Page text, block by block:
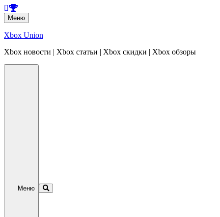
Меню Перейти
к
содержанию
Xbox Union
Xbox новости | Xbox статьи | Xbox скидки | Xbox обзоры
Меню